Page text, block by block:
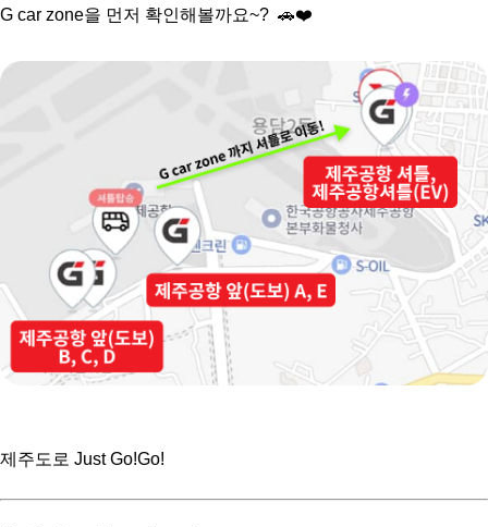
G car zone을 먼저 확인해볼까요~? 🚗❤️
제주도로 Just Go!Go!